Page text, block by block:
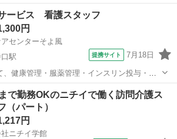
など、夜間の生活支援全般を担当。巡回や安
護記録の作成も行います。空き時間にはフ
物品補充などを...
寺口駅 介護
ービス 看護スタッフ
円
センターそよ風
駅
提携サイト 7月18日
健康管理・服薬管理・インスリン投与・胃
訓練・各種書類作成などを担当します。介護
客様の一日をサポートしていただきます。未
制が整っており...
寺口駅
で勤務OKのニチイで働く訪問介護ス
（パート）
円
ニチイ学館